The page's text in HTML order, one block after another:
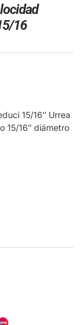
16
15/16″ Urrea
15/16″ diámetro